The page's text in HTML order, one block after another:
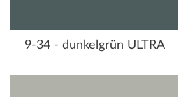
9-34 - dunkelgrün ULTRA